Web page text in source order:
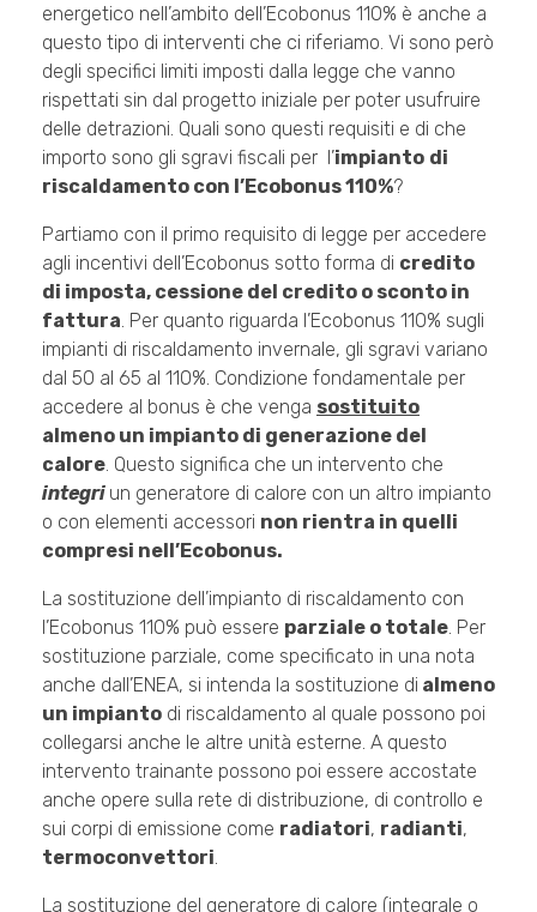
energetico nell’ambito dell’Ecobonus 110% è anche a
questo tipo di interventi che ci riferiamo. Vi sono però
degli specifici limiti imposti dalla legge che vanno
rispettati sin dal progetto iniziale per poter usufruire
delle detrazioni. Quali sono questi requisiti e di che
importo sono gli sgravi fiscali per l’impianto di
riscaldamento con l’Ecobonus 110%?
Partiamo con il primo requisito di legge per accedere
agli incentivi dell’Ecobonus sotto forma di credito
di imposta, cessione del credito o sconto in
fattura. Per quanto riguarda l’Ecobonus 110% sugli
impianti di riscaldamento invernale, gli sgravi variano
dal 50 al 65 al 110%. Condizione fondamentale per
accedere al bonus è che venga sostituito
almeno un impianto di generazione del
calore. Questo significa che un intervento che
integri un generatore di calore con un altro impianto
o con elementi accessori non rientra in quelli
compresi nell’Ecobonus.
La sostituzione dell’impianto di riscaldamento con
l’Ecobonus 110% può essere parziale o totale. Per
sostituzione parziale, come specificato in una nota
anche dall’ENEA, si intenda la sostituzione di almeno
un impianto di riscaldamento al quale possono poi
collegarsi anche le altre unità esterne. A questo
intervento trainante possono poi essere accostate
anche opere sulla rete di distribuzione, di controllo e
sui corpi di emissione come radiatori, radianti,
termoconvettori.
La sostituzione del generatore di calore (integrale o